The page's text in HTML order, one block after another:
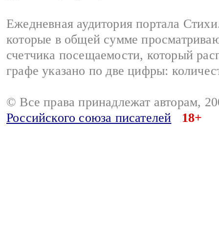
Ежедневная аудитория портала
которые в общей сумме
счетчика посещаемости, который
графе указано по две цифры:
© Все права принадлежат авторам,
Российского союза писателей
18+